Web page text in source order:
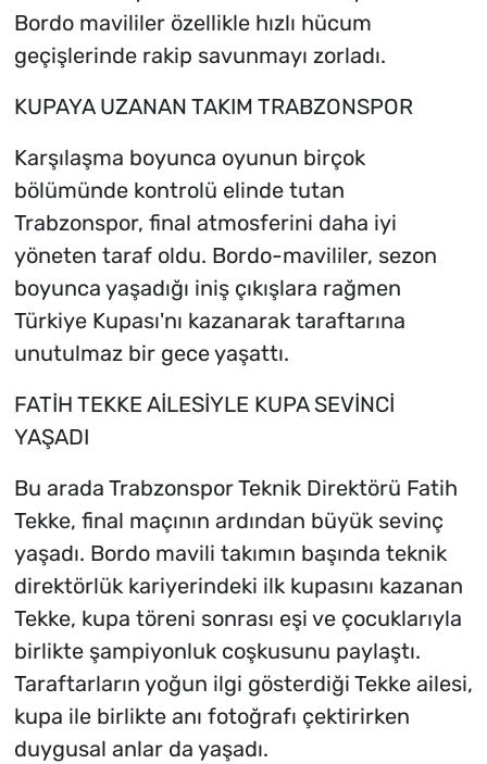
Bordo mavililer özellikle hızlı hücum
geçişlerinde rakip savunmayı zorladı.
KUPAYA UZANAN TAKIM TRABZONSPOR
Karşılaşma boyunca oyunun birçok
bölümünde kontrolü elinde tutan
Trabzonspor, final atmosferini daha iyi
yöneten taraf oldu. Bordo-mavililer, sezon
boyunca yaşadığı iniş çıkışlara rağmen
Türkiye Kupası'nı kazanarak taraftarına
unutulmaz bir gece yaşattı.
FATİH TEKKE AİLESİYLE KUPA SEVİNCİ
YAŞADI
Bu arada Trabzonspor Teknik Direktörü Fatih
Tekke, final maçının ardından büyük sevinç
yaşadı. Bordo mavili takımın başında teknik
direktörlük kariyerindeki ilk kupasını kazanan
Tekke, kupa töreni sonrası eşi ve çocuklarıyla
birlikte şampiyonluk coşkusunu paylaştı.
Taraftarların yoğun ilgi gösterdiği Tekke ailesi,
kupa ile birlikte anı fotoğrafı çektirirken
duygusal anlar da yaşadı.